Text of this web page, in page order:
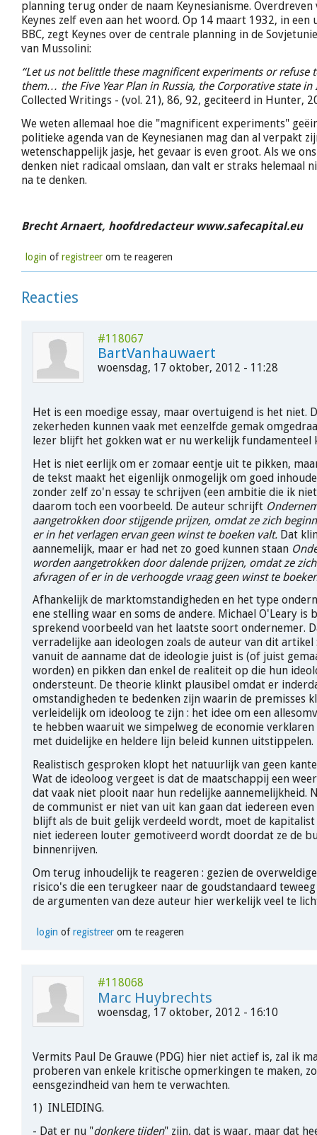
planning terug onder de naam Keynesianisme. Overdreven
Keynes zelf even aan het woord. Op 14 maart 1932, in een
BBC, zegt Keynes over de centrale planning in de
van Mussolini:
“Let us not belittle these magnificent experiments or refuse
them… the Five Year Plan in Russia, the Corporative state in
Collected Writings - (vol. 21), 86, 92, geciteerd in Hunter,
We weten allemaal hoe die "magnificent experiments"
politieke agenda van de Keynesianen mag dan al verpakt
wetenschappelijk jasje, het gevaar is even groot. Als we
denken niet radicaal omslaan, dan valt er straks helemaal
na te denken.
Brecht Arnaert, hoofdredacteur www.safecapital.eu
login ofregistreerom te reageren
Reacties
#118067
BartVanhauwaert
woensdag, 17 oktober, 2012 - 11:28
Het is een moedige essay, maar overtuigend is het niet.
zekerheden kunnen vaak met eenzelfde gemak
lezer blijft het gokken wat er nu werkelijk fundamenteel
Het is niet eerlijk om er zomaar eentje uit te pikken,
de tekst maakt het eigenlijk onmogelijk om goed
zonder zelf zo'n essay te schrijven (een ambitie die ik
daarom toch een voorbeeld. De auteur schrijft
aangetrokken door stijgende prijzen, omdat ze zich
er in het verlagen ervan geen winst te boeken valt. Dat
aannemelijk, maar er had net zo goed kunnen staan
worden aangetrokken door dalende prijzen, omdat ze
afvragen of er in de verhoogde vraag geen winst te
Afhankelijk de marktomstandigheden en het type
ene stelling waar en soms de andere. Michael O'Leary is
sprekend voorbeeld van het laatste soort ondernemer.
verradelijke aan ideologen zoals de auteur van dit artikel
vanuit de aanname dat de ideologie juist is (of juist
worden) en pikken dan enkel de realiteit op die hun
ondersteunt. De theorie klinkt plausibel omdat er
omstandigheden te bedenken zijn waarin de premisses
verleidelijk om ideoloog te zijn : het idee om een
te hebben waaruit we simpelweg de economie
met duidelijke en heldere lijn beleid kunnen uitstippelen.
Realistisch gesproken klopt het natuurlijk van geen
Wat de ideoloog vergeet is dat de maatschappij een
dat vaak niet plooit naar hun redelijke aannemelijkheid.
de communist er niet van uit kan gaan dat iedereen
blijft als de buit gelijk verdeeld wordt, moet de
niet iedereen louter gemotiveerd wordt doordat ze de
binnenrijven.
Om terug inhoudelijk te reageren : gezien de
risico's die een terugkeer naar de goudstandaard
de argumenten van deze auteur hier werkelijk veel te
login ofregistreerom te reageren
#118068
Marc Huybrechts
woensdag, 17 oktober, 2012 - 16:10
Vermits Paul De Grauwe (PDG) hier niet actief is, zal ik
proberen van enkele kritische opmerkingen te maken,
eensgezindheid van hem te verwachten.
1) INLEIDING.
- Dat er nu "donkere tijden" zijn, dat is waar, maar dat